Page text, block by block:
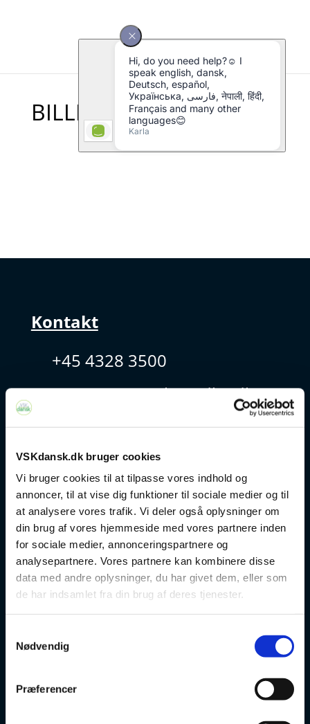
VSKdansk.dk bruger cookies
Vi bruger cookies til at tilpasse vores indhold og
annoncer, til at vise dig funktioner til sociale medier og til
at analysere vores trafik. Vi deler også oplysninger om
din brug af vores hjemmeside med vores partnere inden
for sociale medier, annonceringspartnere og
analysepartnere. Vores partnere kan kombinere disse
data med andre oplysninger, du har givet dem, eller som
de har indsamlet fra din brug af deres tjenester.
Nødvendig
Præferencer
BILLEDE 1! DAN
Kontakt
+45 4328 3500
sprogcenter@brondby.dk
Danskuddannelse
FVU
Særlige kurser
Prøver
Om os
VSK Glostrup